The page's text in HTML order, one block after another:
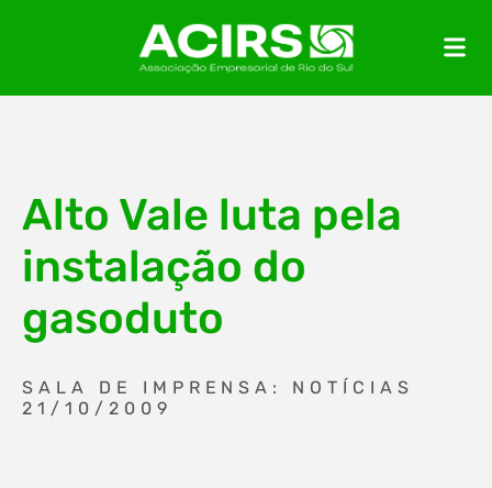
Alto Vale luta pela
instalação do
gasoduto
SALA DE IMPRENSA: NOTÍCIAS
21/10/2009